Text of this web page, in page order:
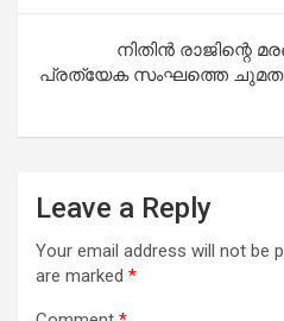
നിതിന്‍
പ്രത്യേക സംഘത്തെ
Leave a Reply
Your email address will not be
are marked *